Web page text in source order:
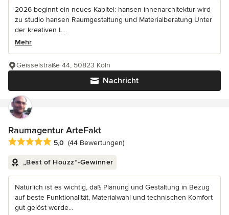
2026 beginnt ein neues Kapitel: hansen innenarchitektur wird
zu studio hansen Raumgestaltung und Materialberatung Unter
der kreativen L...
Mehr
Nachricht
Geisselstraße 44, 50823 Köln
Raumagentur ArteFakt
Durchschnittliche Bewertung: 5 von 5 Sternen
5,0 (44 Bewertungen)
„Best of Houzz“-Gewinner
Natürlich ist es wichtig, daß Planung und Gestaltung in Bezug
auf beste Funktionalität, Materialwahl und technischen Komfort
gut gelöst werde...